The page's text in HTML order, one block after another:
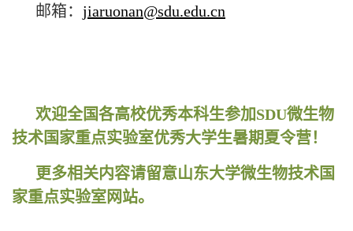
邮箱： jiaruonan@sdu.edu.cn
欢迎全国各高校优秀本科生参加SDU微生物
技术国家重点实验室优秀大学生暑期夏令营！
更多相关内容请留意山东大学微生物技术国
家重点实验室网站。